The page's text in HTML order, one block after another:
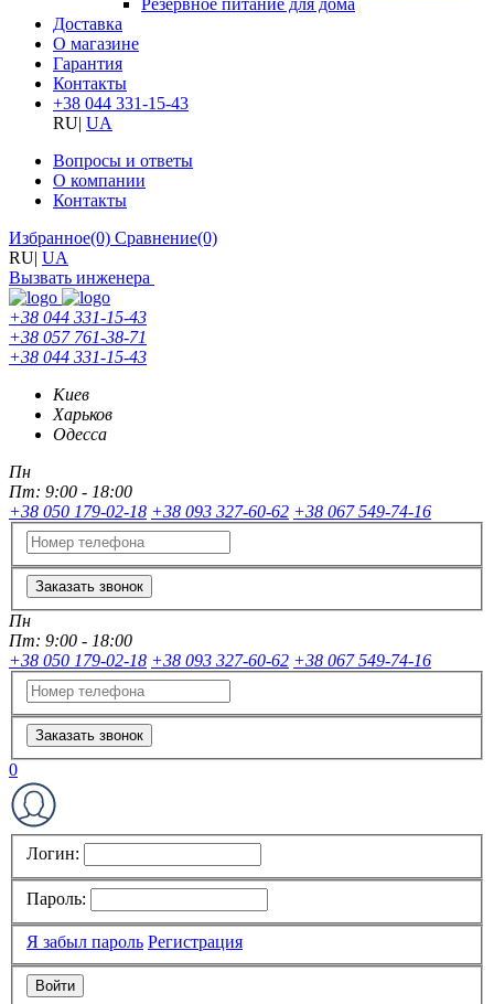
Резервное питание для дома
Доставка
О магазине
Гарантия
Контакты
+38 044 331-15-43
RU| UA
Вопросы и ответы
О компании
Контакты
Избранное(0) Сравнение(0)
RU| UA
Вызвать инженера
+38 044 331-15-43
+38 057 761-38-71
+38 044 331-15-43
Киев
Харьков
Одесса
Пн
Пт: 9:00 - 18:00
+38 050 179-02-18 +38 093 327-60-62 +38 067 549-74-16
Заказать звонок
Пн
Пт: 9:00 - 18:00
+38 050 179-02-18 +38 093 327-60-62 +38 067 549-74-16
Заказать звонок
0
Логин:
Пароль:
Я забыл пароль Регистрация